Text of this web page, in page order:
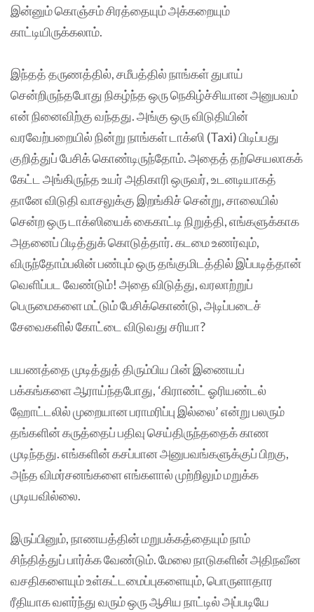
இன்னும் கொஞ்சம் சிரத்தையும் அக்கறையும்
காட்டியிருக்கலாம்.
இந்தத் தருணத்தில், சமீபத்தில் நாங்கள் துபாய்
சென்றிருந்தபோது நிகழ்ந்த ஒரு நெகிழ்ச்சியான அனுபவம்
என் நினைவிற்கு வந்தது. அங்கு ஒரு விடுதியின்
வரவேற்பறையில் நின்று நாங்கள் டாக்ஸி (Taxi) பிடிப்பது
குறித்துப் பேசிக் கொண்டிருந்தோம். அதைத் தற்செயலாகக்
கேட்ட அங்கிருந்த உயர் அதிகாரி ஒருவர், உடனடியாகத்
தானே விடுதி வாசலுக்கு இறங்கிச் சென்று, சாலையில்
சென்ற ஒரு டாக்ஸியைக் கைகாட்டி நிறுத்தி, எங்களுக்காக
அதனைப் பிடித்துக் கொடுத்தார். கடமை உணர்வும்,
விருந்தோம்பலின் பண்பும் ஒரு தங்குமிடத்தில் இப்படித்தான்
வெளிப்பட வேண்டும்! அதை விடுத்து, வரலாற்றுப்
பெருமைகளை மட்டும் பேசிக்கொண்டு, அடிப்படைச்
சேவைகளில் கோட்டை விடுவது சரியா?
பயணத்தை முடித்துத் திரும்பிய பின் இணையப்
பக்கங்களை ஆராய்ந்தபோது, ‘கிராண்ட் ஓரியண்டல்
ஹோட்டலில் முறையான பராமரிப்பு இல்லை’ என்று பலரும்
தங்களின் கருத்தைப் பதிவு செய்திருந்ததைக் காண
முடிந்தது. எங்களின் கசப்பான அனுபவங்களுக்குப் பிறகு,
அந்த விமர்சனங்களை எங்களால் முற்றிலும் மறுக்க
முடியவில்லை.
இருப்பினும், நாணயத்தின் மறுபக்கத்தையும் நாம்
சிந்தித்துப் பார்க்க வேண்டும். மேலை நாடுகளின் அதிநவீன
வசதிகளையும் உள்கட்டமைப்புகளையும், பொருளாதார
ரீதியாக வளர்ந்து வரும் ஒரு ஆசிய நாட்டில் அப்படியே